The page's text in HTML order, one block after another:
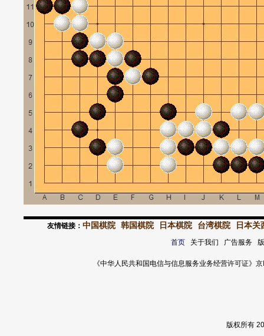
友情链接： 中国棋院 韩国棋院 日本棋院 台湾棋院 日本关
首页关于我们 广告服务
《中华人民共和国电信与信息服务业务经营许可证
版权所有